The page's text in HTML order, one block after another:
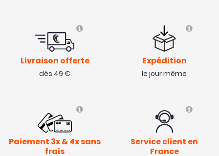
Livraison offerte
dès 49 €
Expédition
le jour même
Paiement 3x & 4x sans
frais
Service client en
France